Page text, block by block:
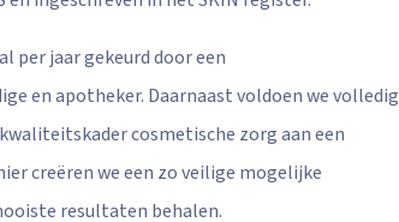
per jaar gekeurd door een
en apotheker. Daarnaast voldoen we volledig
cosmetische zorg aan een
creëren we een zo veilige mogelijke
resultaten behalen.